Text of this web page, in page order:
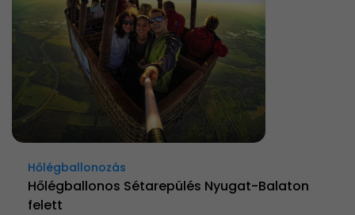
Hőlégballonozás
Hőlégballonos Sétarepülés Nyugat-Balaton
felett